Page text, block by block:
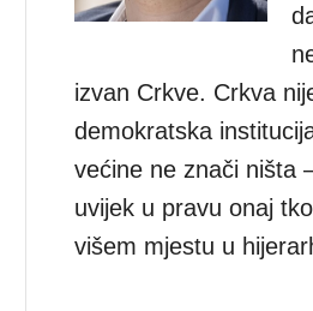
izvan Crkve. Crkva
demokratska
većine ne znači ništa
uvijek u pravu onaj
višem mjestu u